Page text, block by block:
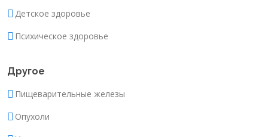
Детское здоровье
Психическое здоровье
Другое
Пищеварительные железы
Опухоли